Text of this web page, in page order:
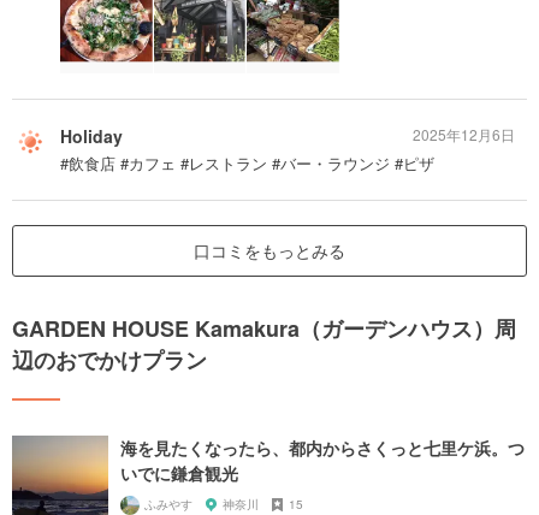
Holiday
#飲食店 #カフェ #レストラン #バー・ラウンジ #ピザ
2025年12月6日
口コミをもっとみる
GARDEN HOUSE Kamakura（ガーデンハウス）周
辺のおでかけプラン
海を見たくなったら、都内からさくっと七里ケ浜。つ
いでに鎌倉観光
ふみやす 神奈川 15